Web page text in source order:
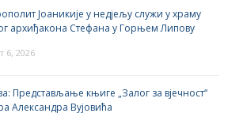
Јоаникије у недјељу служи у храму
архиђакона Стефана у Горњем Липову
6, 2026
Представљање књиге „Залог за вјечност“
Александра Вујовића